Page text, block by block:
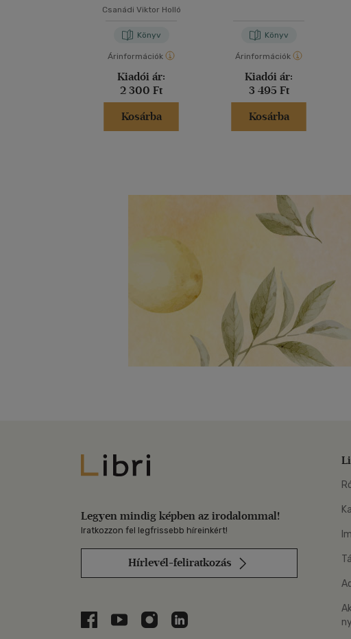
Csanádi Viktor Holló
Könyv
Árinformációk
Kiadói ár:
2 300 Ft
Kosárba
Könyv
Árinformációk
Kiadói ár:
3 495 Ft
Kosárba
Libri
Legyen mindig képben az irodalommal!
Iratkozzon fel legfrissebb híreinkért!
Hírlevél-feliratkozás
Libri a Facebookon
Libri a Youtube-on
Libri az Instagramon
Libri a LinkedInen